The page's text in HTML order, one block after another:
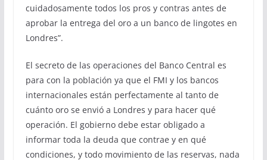
cuidadosamente todos los pros y contras antes de
aprobar la entrega del oro a un banco de lingotes en
Londres”.
El secreto de las operaciones del Banco Central es
para con la población ya que el FMI y los bancos
internacionales están perfectamente al tanto de
cuánto oro se envió a Londres y para hacer qué
operación. El gobierno debe estar obligado a
informar toda la deuda que contrae y en qué
condiciones, y todo movimiento de las reservas, nada